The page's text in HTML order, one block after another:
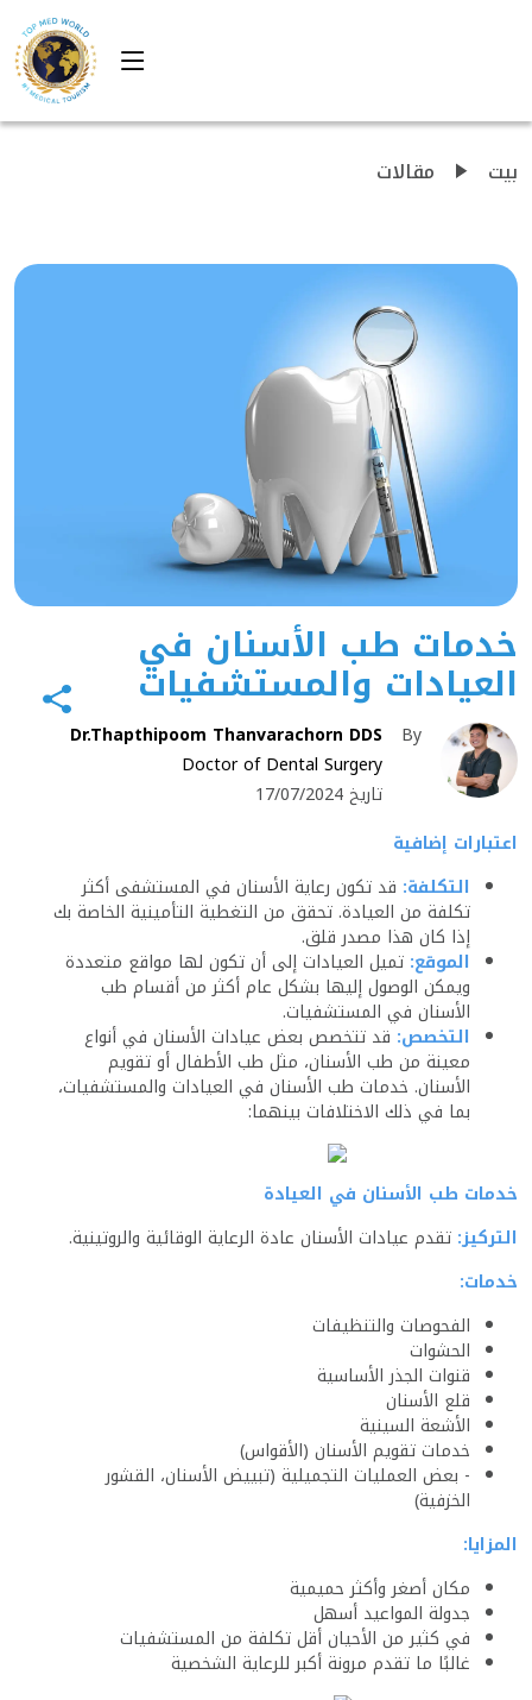
بيت مقالات
خدمات طب الأسنان في
العيادات والمستشفيات
By
Dr.Thapthipoom Thanvarachorn DDS
Doctor of Dental Surgery
تاريخ 17/07/2024
اعتبارات إضافية
التكلفة: قد تكون رعاية الأسنان في المستشفى أكثر
تكلفة من العيادة. تحقق من التغطية التأمينية الخاصة بك
إذا كان هذا مصدر قلق.
الموقع: تميل العيادات إلى أن تكون لها مواقع متعددة
ويمكن الوصول إليها بشكل عام أكثر من أقسام طب
الأسنان في المستشفيات.
التخصص: قد تتخصص بعض عيادات الأسنان في أنواع
معينة من طب الأسنان، مثل طب الأطفال أو تقويم
الأسنان. خدمات طب الأسنان في العيادات والمستشفيات،
بما في ذلك الاختلافات بينهما:
خدمات طب الأسنان في العيادة
التركيز: تقدم عيادات الأسنان عادة الرعاية الوقائية والروتينية.
خدمات:
الفحوصات والتنظيفات
الحشوات
قنوات الجذر الأساسية
قلع الأسنان
الأشعة السينية
خدمات تقويم الأسنان (الأقواس)
- بعض العمليات التجميلية (تبييض الأسنان، القشور
الخزفية)
المزايا:
مكان أصغر وأكثر حميمية
جدولة المواعيد أسهل
في كثير من الأحيان أقل تكلفة من المستشفيات
غالبًا ما تقدم مرونة أكبر للرعاية الشخصية